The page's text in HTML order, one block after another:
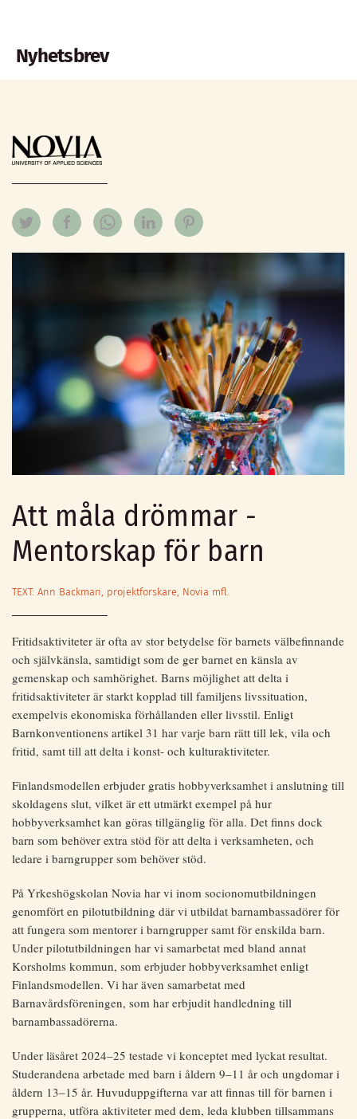
Nyhetsbrev
Att måla drömmar -
Mentorskap för barn
TEXT: Ann Backman, projektforskare, Novia mfl.
Fritidsaktiviteter är ofta av stor betydelse för barnets välbefinnande
och självkänsla, samtidigt som de ger barnet en känsla av
gemenskap och samhörighet. Barns möjlighet att delta i
fritidsaktiviteter är starkt kopplad till familjens livssituation,
exempelvis ekonomiska förhållanden eller livsstil. Enligt
Barnkonventionens artikel 31 har varje barn rätt till lek, vila och
fritid, samt till att delta i konst- och kulturaktiviteter.
Finlandsmodellen erbjuder gratis hobbyverksamhet i anslutning till
skoldagens slut, vilket är ett utmärkt exempel på hur
hobbyverksamhet kan göras tillgänglig för alla. Det finns dock
barn som behöver extra stöd för att delta i verksamheten, och
ledare i barngrupper som behöver stöd.
På Yrkeshögskolan Novia har vi inom socionomutbildningen
genomfört en pilotutbildning där vi utbildat barnambassadörer för
att fungera som mentorer i barngrupper samt för enskilda barn.
Under pilotutbildningen har vi samarbetat med bland annat
Korsholms kommun, som erbjuder hobbyverksamhet enligt
Finlandsmodellen. Vi har även samarbetat med
Barnavårdsföreningen, som har erbjudit handledning till
barnambassadörerna.
Under läsåret 2024–25 testade vi konceptet med lyckat resultat.
Studerandena arbetade med barn i åldern 9–11 år och ungdomar i
åldern 13–15 år. Huvuduppgifterna var att finnas till för barnen i
grupperna, utföra aktiviteter med dem, leda klubben tillsammans